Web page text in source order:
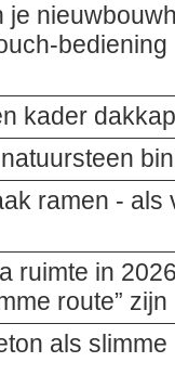
je
bediening
kader
ramen -
ruimte in
route” zijn
als